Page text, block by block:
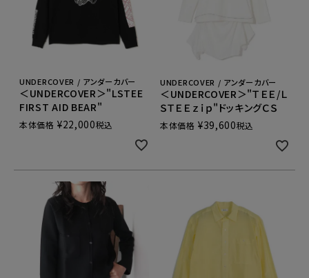
UNDERCOVER / アンダーカバー
＜UNDERCOVER＞"LSTEE
FIRST AID BEAR"
本体価格 ¥22,000税込
UNDERCOVER / アンダーカバー
＜UNDERCOVER＞"ＴＥＥ/Ｌ
ＳＴＥＥｚｉｐ"ドッキングＣＳ
本体価格 ¥39,600税込